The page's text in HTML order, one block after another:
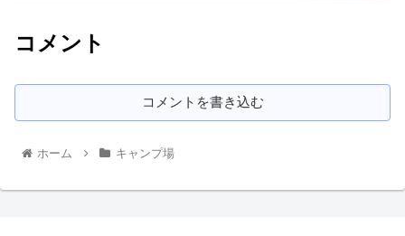
コメント
コメントを書き込む
ホーム キャンプ場